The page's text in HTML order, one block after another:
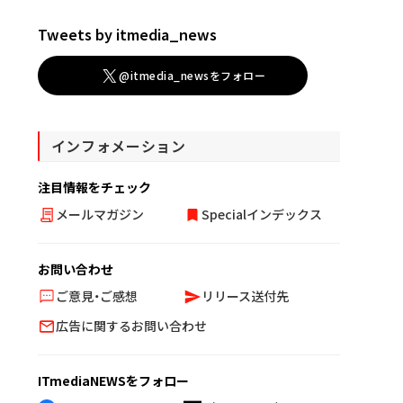
Tweets by itmedia_news
@itmedia_newsをフォロー
インフォメーション
注目情報をチェック
メールマガジン
Specialインデックス
お問い合わせ
ご意見・ご感想
リリース送付先
広告に関するお問い合わせ
ITmediaNEWSをフォロー